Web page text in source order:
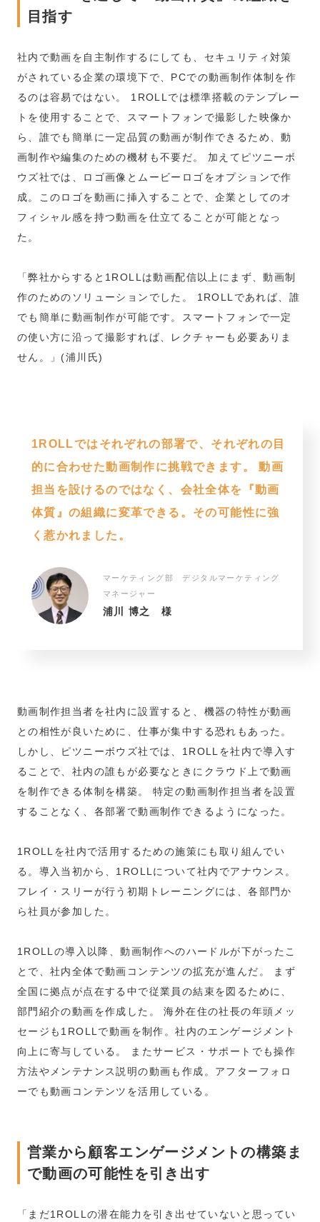
目指す
社内で動画を自主制作するにしても、セキュリティ対策
がされている企業の環境下で、PCでの動画制作体制を作
るのは容易ではない。 1ROLLでは標準搭載のテンプレー
トを使用することで、スマートフォンで撮影した映像か
ら、誰でも簡単に一定品質の動画が制作できるため、動
画制作や編集のための機材も不要だ。 加えてピツニーボ
ウズ社では、ロゴ画像とムービーロゴをオプションで作
成。このロゴを動画に挿入することで、企業としてのオ
フィシャル感を持つ動画を仕立てることが可能となっ
た。
「弊社からすると1ROLLは動画配信以上にまず、動画制
作のためのソリューションでした。
1ROLLであれば、誰
でも簡単に動画制作が可能です。スマートフォンで一定
の使い方に沿って撮影すれば、レクチャーも必要ありま
せん。」(浦川氏)
1ROLLではそれぞれの部署で、それぞれの目
的に合わせた動画制作に挑戦できます。 動画
担当を設けるのではなく、会社全体を『動画
体質』の組織に変革できる。その可能性に強
く惹かれました。
マーケティング部 デジタルマーケティング
マネージャー
浦川 博之 様
動画制作担当者を社内に設置すると、機器の特性が動画
との相性が良いために、仕事が集中する恐れもあった。
しかし、ピツニーボウズ社では、1ROLLを社内で導入す
ることで、社内の誰もが必要なときにクラウド上で動画
を制作できる体制を構築。 特定の動画制作担当者を設置
することなく、各部署で動画制作できるようになった。
1ROLLを社内で活用するための施策にも取り組んでい
る。導入当初から、1ROLLについて社内でアナウンス。
フレイ・スリーが行う初期トレーニングには、各部門か
ら社員が参加した。
1ROLLの導入以降、動画制作へのハードルが下がったこ
とで、社内全体で動画コンテンツの拡充が進んだ。 まず
全国に拠点が点在する中で従業員の結束を図るために、
部門紹介の動画を作成した。 海外在住の社長の年頭メッ
セージも1ROLLで動画を制作。社内のエンゲージメント
向上に寄与している。 またサービス・サポートでも操作
方法やメンテナンス説明の動画も作成。アフターフォロ
ーでも動画コンテンツを活用している。
営業から顧客エンゲージメントの構築ま
で動画の可能性を引き出す
「まだ1ROLLの潜在能力を引き出せていないと思ってい